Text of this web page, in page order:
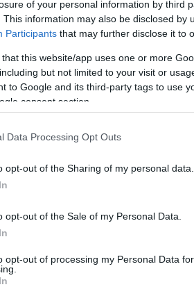
of your personal information by third
This information may also be disclosed by
Participants that may further disclose it to
that this website/app uses one or more
but not limited to your visit or
to Google and its third-party tags to use
consent section.
Data Processing Opt Outs
opt-out of the Sharing of my personal data.
opt-out of the Sale of my Personal Data.
opt-out of processing my Personal Data
dos grandes bloques:financiación
retenidos, reservas y
pero su disponibilidad
inversores privados,
distinto de coste, plazo y